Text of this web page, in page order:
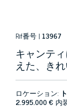
Rif番号 | 13967
キャンテ
えた、き
ロケーション:
2.995.000 € 内